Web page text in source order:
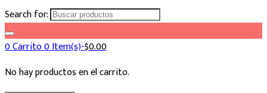
Search for:
0Carrito0 Item(s)-$0.00
No hay productos en el carrito.